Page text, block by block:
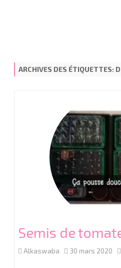
ARCHIVES DES ÉTIQUETTES:
Semis de
Alkaswaba 30 mars 2020